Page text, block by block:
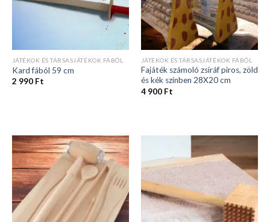
JÁTÉKOK ÉS TÁRSASJÁTÉKOK FÁBÓL
Kard fából 59 cm
2 990 Ft
JÁTÉKOK ÉS TÁRSASJÁTÉKOK FÁBÓL
Fajáték számoló zsiráf piros, zöld
és kék színben 28X20 cm
4 900 Ft